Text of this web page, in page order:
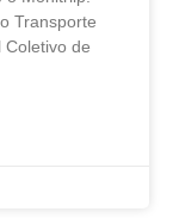
Transporte
de